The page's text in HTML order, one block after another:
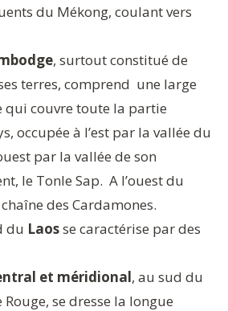
du Mékong, coulant vers
, surtout constitué de
terres, comprend une large
qui couvre toute la partie
occupée à l’est par la vallée du
par la vallée de son
le Tonle Sap. A l’ouest du
des Cardamones.
du Laosse caractérise par des
et méridional, au sud du
se dresse la longue